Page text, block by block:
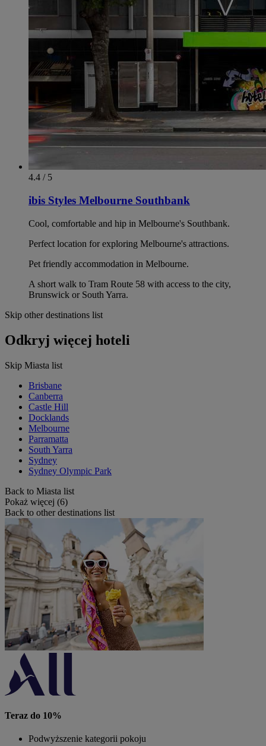
4.4 / 5
ibis Styles Melbourne Southbank
Cool, comfortable and hip in Melbourne's Southbank.
Perfect location for exploring Melbourne's attractions.
Pet friendly accommodation in Melbourne.
A short walk to Tram Route 58 with access to the city,
Brunswick or South Yarra.
Skip other destinations list
Odkryj więcej hoteli
Skip Miasta list
Brisbane
Canberra
Castle Hill
Docklands
Melbourne
Parramatta
South Yarra
Sydney
Sydney Olympic Park
Back to Miasta list
Pokaż więcej (6)
Back to other destinations list
Teraz do 10%
Podwyższenie kategorii pokoju